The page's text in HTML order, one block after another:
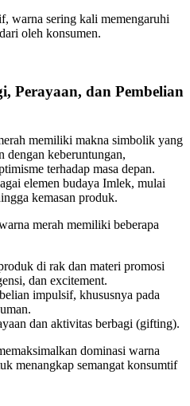
warna sering kali memengaruhi
oleh konsumen.
Perayaan, dan Pembelian
memiliki makna simbolik yang
dengan keberuntungan,
terhadap masa depan.
elemen budaya Imlek, mulai
kemasan produk.
merah memiliki beberapa
di rak dan materi promosi
dan excitement.
impulsif, khususnya pada
dan aktivitas berbagi (gifting).
dominasi warna
menangkap semangat konsumtif